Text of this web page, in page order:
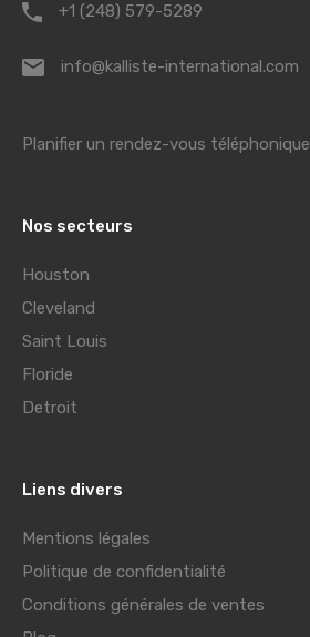
+1 (248) 579-5289
info@kalliste-international.com
Planifier un rendez-vous téléphonique
Nos secteurs
Houston
Cleveland
Saint Louis
Floride
Detroit
Liens divers
Mentions légales
Politique de confidentialité
Conditions générales de ventes